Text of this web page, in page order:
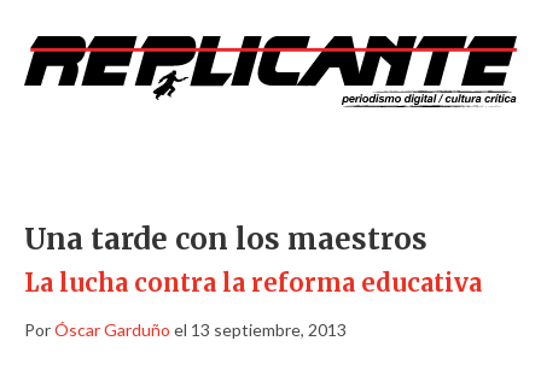
Una tarde con los maestros
La lucha contra la reforma educativa
PorÓscar Garduño el 13 septiembre, 2013